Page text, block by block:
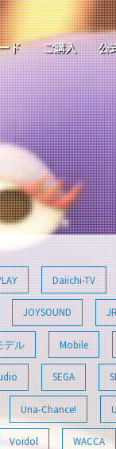
ド ご購入 公
Daiichi-TV
JOYSOUND
デル Mobile
SEGA
Una-Chance!
Voidol WACCA